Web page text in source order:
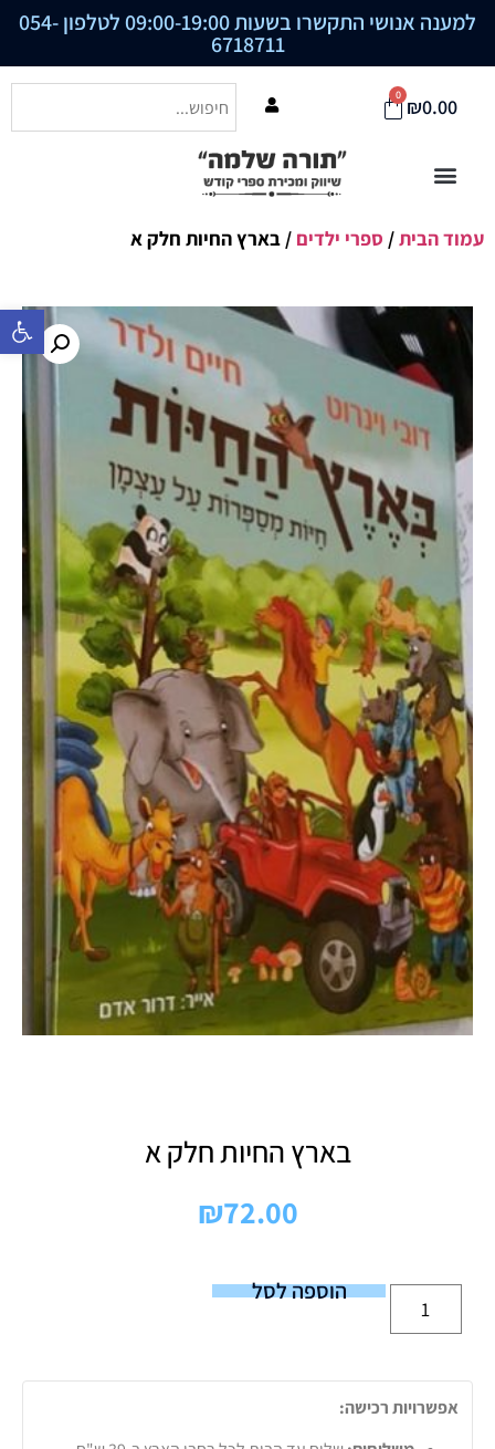
פתח סרגל
למענה אנושי התקשרו בשעות 09:00-19:00 לטלפון 054-
6718711
₪0.00
0
עמוד הבית/ ספרי ילדים / בארץ החיות חלק א
בארץ החיות חלק א
₪72.00
הוספה לסל
אפשרויות רכישה: